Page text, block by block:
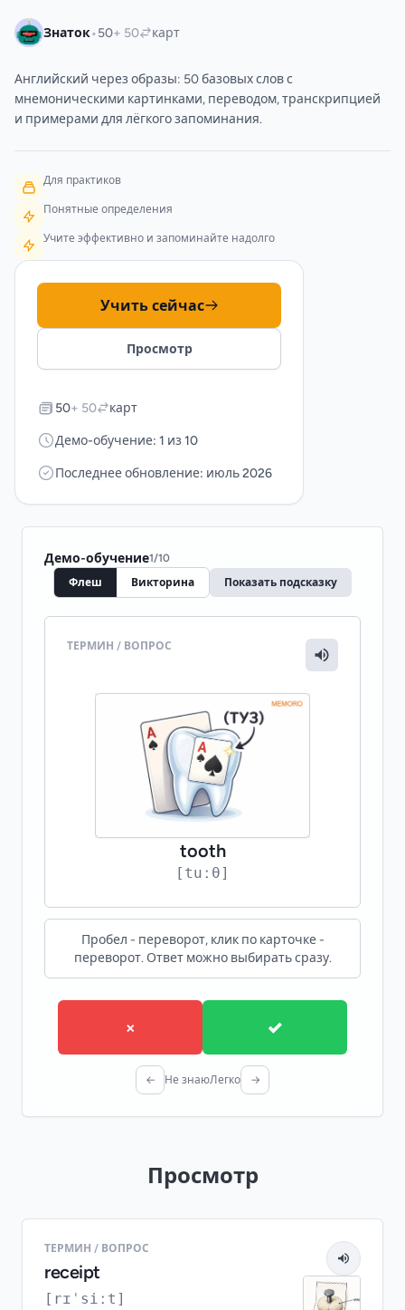
Знаток• 50+ 50 карт
Английский через образы: 50 базовых слов с
мнемоническими картинками, переводом, транскрипцией
и примерами для лёгкого запоминания.
Для практиков
Понятные определения
Учите эффективно и запоминайте надолго
Учить сейчас
Просмотр
50+ 50 карт
Демо-обучение: 1 из 10
Последнее обновление: июль 2026
Демо-обучение1/10
Флеш Викторина Показать подсказку
ТЕРМИН / ВОПРОС
tooth
[tuːθ]
ПЕРЕВОД / ОТВЕТ
КОНТЕКСТ
My tooth hurts. - У меня болит зуб.
Пробел - переворот, клик по карточке -
переворот. Ответ можно выбирать сразу.
× ✓
← Не знаюЛегко →
Просмотр
ТЕРМИН / ВОПРОС
receipt
[rɪˈsiːt]